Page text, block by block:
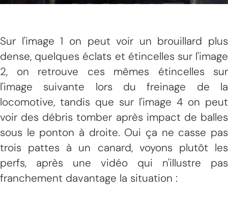
Sur l'image 1 on peut voir un brouillard plus
dense, quelques éclats et étincelles sur l'image
2, on retrouve ces mêmes étincelles sur
l'image suivante lors du freinage de la
locomotive, tandis que sur l'image 4 on peut
voir des débris tomber après impact de balles
sous le ponton à droite. Oui ça ne casse pas
trois pattes à un canard, voyons plutôt les
perfs, après une vidéo qui n'illustre pas
franchement davantage la situation :